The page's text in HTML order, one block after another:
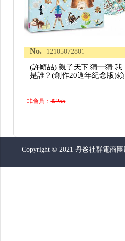
No. 12105072801
(許願品) 親子天下 猜一猜 我
是誰？(創作20週年紀念版)賴
非會員：＄255
Copyright © 2021 丹爸社群電商團